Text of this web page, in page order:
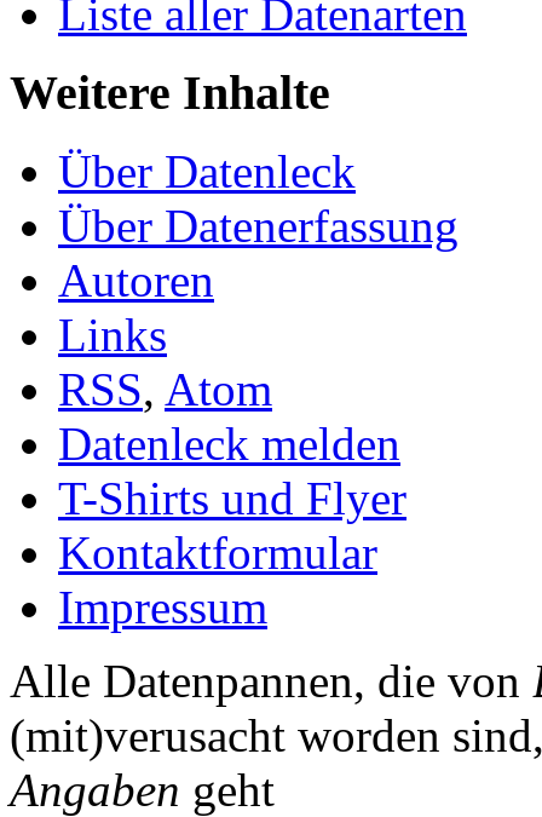
Liste aller Datenarten
Weitere Inhalte
Über Datenleck
Über Datenerfassung
Autoren
Links
RSS, Atom
Datenleck melden
T-Shirts und Flyer
Kontaktformular
Impressum
Alle Datenpannen, die von
(mit)verusacht worden
Angaben geht